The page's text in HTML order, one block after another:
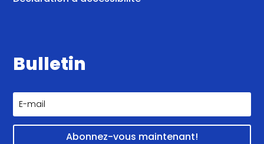
Bulletin
Abonnez-vous maintenant!